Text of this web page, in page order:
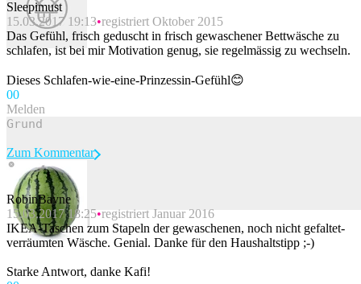
Sleepimust
15.03.2017 19:13 registriert Oktober 2015
Das Gefühl, frisch geduscht in frisch gewaschener Bettwäsche zu
schlafen, ist bei mir Motivation genug, sie regelmässig zu wechseln.
Dieses Schlafen-wie-eine-Prinzessin-Gefühl😊
00
Melden
Beitrag melden
Zum Kommentar
RobinBayne
15.03.2017 18:25 registriert Januar 2016
IKEA-Taschen zum Stapeln der gewaschenen, noch nicht gefaltet-
verräumten Wäsche. Genial. Danke für den Haushaltstipp ;-)
Starke Antwort, danke Kafi!